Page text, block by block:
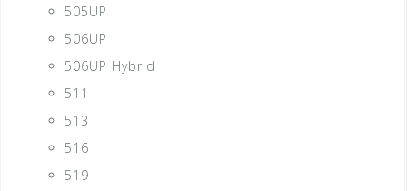
505UP
506UP
506UP Hybrid
511
513
516
519